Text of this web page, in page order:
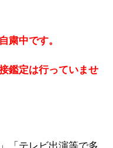
粛中です。
鑑定は行っていませ